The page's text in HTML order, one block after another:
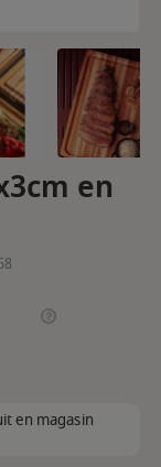
en
en magasin